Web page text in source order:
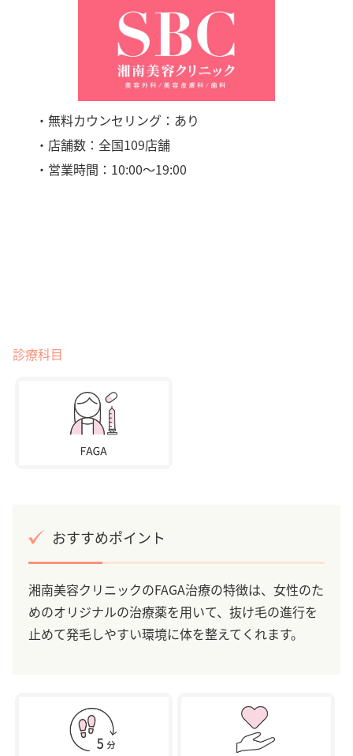
・無料カウンセリング：あり
・店舗数：全国109店舗
・営業時間：10:00〜19:00
診療科目
おすすめポイント
湘南美容クリニックのFAGA治療の特徴は、女性のた
めのオリジナルの治療薬を用いて、抜け毛の進行を
止めて発毛しやすい環境に体を整えてくれます。